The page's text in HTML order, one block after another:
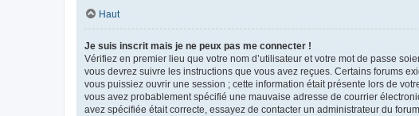
Haut
Je suis inscrit mais je ne peux pas me connecter !
Vérifiez en premier lieu que votre nom d’utilisateur et votre mot de passe
vous devrez suivre les instructions que vous avez reçues. Certains forums
vous puissiez ouvrir une session ; cette information était présente lors de
vous avez probablement spécifié une mauvaise adresse de courrier
avez spécifiée était correcte, essayez de contacter un administrateur du forum.